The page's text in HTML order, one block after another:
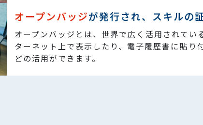
オープンバッジが発行され、スキルの
オープンバッジとは、世界で広く活用されてい
ターネット上で表示したり、電子履歴書に貼り
どの活用ができます。